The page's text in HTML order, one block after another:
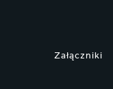
Załączniki